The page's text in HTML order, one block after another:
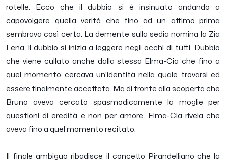
rotelle. Ecco che il dubbio si è insinuato andando a
capovolgere quella verità che fino ad un attimo prima
sembrava così certa. La demente sulla sedia nomina la Zia
Lena, il dubbio si inizia a leggere negli occhi di tutti. Dubbio
che viene cullato anche dalla stessa Elma-Cia che fino a
quel momento cercava un'identità nella quale trovarsi ed
essere finalmente accettata. Ma di fronte alla scoperta che
Bruno aveva cercato spasmodicamente la moglie per
questioni di eredità e non per amore, Elma-Cia rivela che
aveva fino a quel momento recitato.
Il finale ambiguo ribadisce il concetto Pirandelliano che la